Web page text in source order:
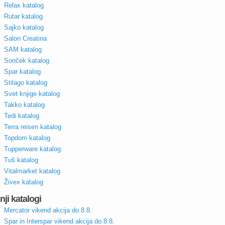
Relax katalog
Rutar katalog
Sajko katalog
Salon Creatina
SAM katalog
Sonček katalog
Spar katalog
Stilago katalog
Svet knjige katalog
Takko katalog
Tedi katalog
Terra reisen katalog
Topdom katalog
Tupperware katalog
Tuš katalog
Vitalmarket katalog
Živex katalog
katalogi
Mercator vikend akcija do 8.8.
Spar in Interspar vikend akcija do 8.8.